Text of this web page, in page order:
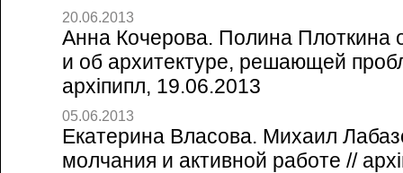
20.06.2013
Анна Кочерова. Полина Плоткина
и об архитектуре, решающей
архiпипл, 19.06.2013
05.06.2013
Екатерина Власова. Михаил
молчания и активной работе //